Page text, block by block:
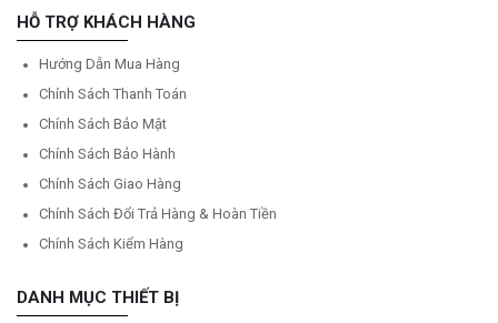
HỖ TRỢ KHÁCH HÀNG
Hướng Dẫn Mua Hàng
Chính Sách Thanh Toán
Chính Sách Bảo Mật
Chính Sách Bảo Hành
Chính Sách Giao Hàng
Chính Sách Đổi Trả Hàng & Hoàn Tiền
Chính Sách Kiểm Hàng
DANH MỤC THIẾT BỊ